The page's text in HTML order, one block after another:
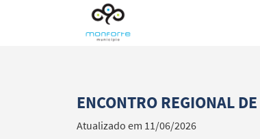
ENCONTRO REGIONAL
Atualizado em 11/06/2026